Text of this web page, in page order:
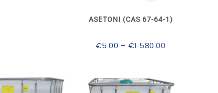
muunnelma.
valinnat
ASETONI (CAS 67-64-1)
€5.00 – €1 580.00
€1